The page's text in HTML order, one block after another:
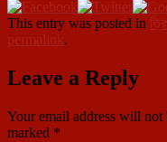
This entry was posted in
permalink.
Leave a Reply
Your email address will not
marked *